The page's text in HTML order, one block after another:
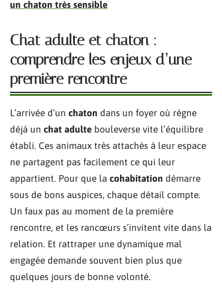
un chaton très sensible
Chat adulte et chaton :
comprendre les enjeux d’une
première rencontre
L’arrivée d’un chaton dans un foyer où règne
déjà un chat adulte bouleverse vite l’équilibre
établi. Ces animaux très attachés à leur espace
ne partagent pas facilement ce qui leur
appartient. Pour que la cohabitation démarre
sous de bons auspices, chaque détail compte.
Un faux pas au moment de la première
rencontre, et les rancœurs s’invitent vite dans la
relation. Et rattraper une dynamique mal
engagée demande souvent bien plus que
quelques jours de bonne volonté.